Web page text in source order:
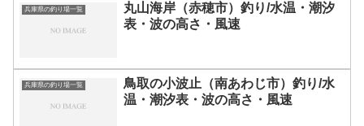
兵庫県の釣り場一覧
丸山海岸（赤穂市）釣り/水温・潮汐
表・波の高さ・風速
兵庫県の釣り場一覧
鳥取の小波止（南あわじ市）釣り/水
温・潮汐表・波の高さ・風速